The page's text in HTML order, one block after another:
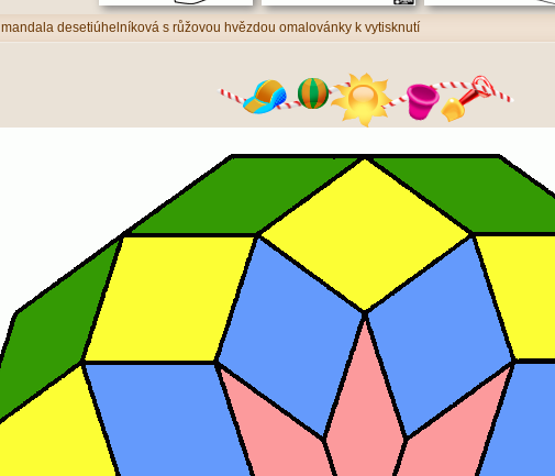
mandala desetiúhelníková s růžovou hvězdou omalovánky k vytisknutí